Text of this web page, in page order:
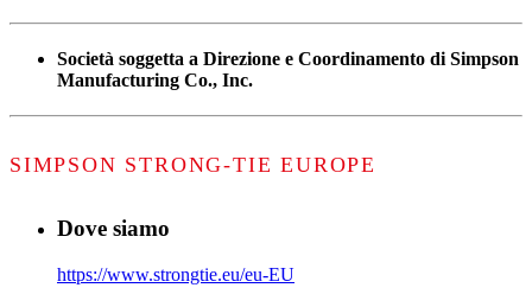
Società soggetta a Direzione e Coordinamento di Simpson
Manufacturing Co., Inc.
SIMPSON STRONG-TIE EUROPE
Dove siamo
https://www.strongtie.eu/eu-EU